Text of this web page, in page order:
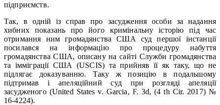
підприємств.
Так, в одній із справ про засудження особи за надання
хибних показань про його кримінальну історію під час
отримання ним громадянства США суд першої інстанції
посилався на інформацію про процедуру набуття
громадянства США, описану на сайті Служби громадянства
та імміграції США (USCIS) та прийняв її як таку, що не
підлягає доказуванню. Таку ж позицію в подальшому
підтримав і апеляційний суд при розгляді апеляції
засудженого (United States v. Garcia, F. 3d, (4 th Cir. 2017) №
16-4224).